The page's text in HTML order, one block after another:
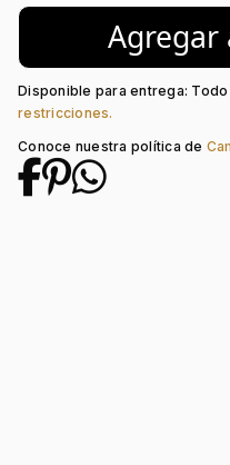
Agregar
Disponible para entrega: Todo
restricciones.
Conoce nuestra política de